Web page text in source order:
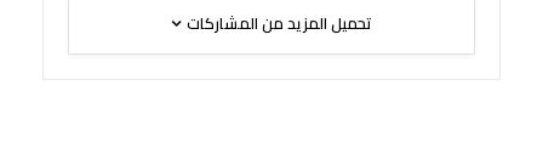
تحميل المزيد من المشاركات